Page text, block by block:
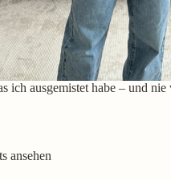
ich ausgemistet habe – und nie
ansehen